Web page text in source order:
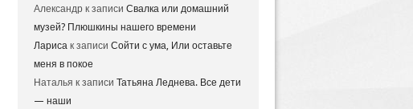
Александр к записи Свалка или домашний
музей? Плюшкины нашего времени
Лариса к записи Сойти с ума, Или оставьте
меня в покое
Наталья к записи Татьяна Леднева. Все дети
— наши